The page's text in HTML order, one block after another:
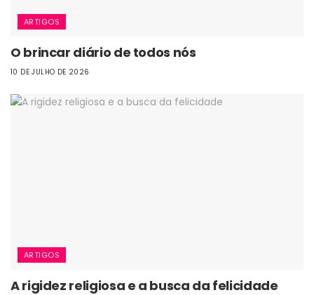
ARTIGOS
O brincar diário de todos nós
10 DE JULHO DE 2026
ARTIGOS
A rigidez religiosa e a busca da felicidade